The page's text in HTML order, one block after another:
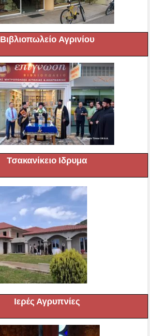
Βιβλιοπωλείο Αγρινίου
Τσακανίκειο Ιδρυμα
Ιερές Αγρυπνίες